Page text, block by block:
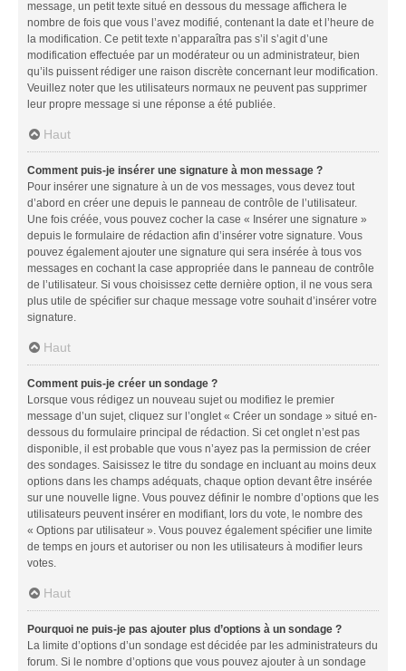
message, un petit texte situé en dessous du message affichera le
nombre de fois que vous l’avez modifié, contenant la date et l’heure de
la modification. Ce petit texte n’apparaîtra pas s’il s’agit d’une
modification effectuée par un modérateur ou un administrateur, bien
qu’ils puissent rédiger une raison discrète concernant leur modification.
Veuillez noter que les utilisateurs normaux ne peuvent pas supprimer
leur propre message si une réponse a été publiée.
Haut
Comment puis-je insérer une signature à mon message ?
Pour insérer une signature à un de vos messages, vous devez tout
d’abord en créer une depuis le panneau de contrôle de l’utilisateur.
Une fois créée, vous pouvez cocher la case « Insérer une signature »
depuis le formulaire de rédaction afin d’insérer votre signature. Vous
pouvez également ajouter une signature qui sera insérée à tous vos
messages en cochant la case appropriée dans le panneau de contrôle
de l’utilisateur. Si vous choisissez cette dernière option, il ne vous sera
plus utile de spécifier sur chaque message votre souhait d’insérer votre
signature.
Haut
Comment puis-je créer un sondage ?
Lorsque vous rédigez un nouveau sujet ou modifiez le premier
message d’un sujet, cliquez sur l’onglet « Créer un sondage » situé en-
dessous du formulaire principal de rédaction. Si cet onglet n’est pas
disponible, il est probable que vous n’ayez pas la permission de créer
des sondages. Saisissez le titre du sondage en incluant au moins deux
options dans les champs adéquats, chaque option devant être insérée
sur une nouvelle ligne. Vous pouvez définir le nombre d’options que les
utilisateurs peuvent insérer en modifiant, lors du vote, le nombre des
« Options par utilisateur ». Vous pouvez également spécifier une limite
de temps en jours et autoriser ou non les utilisateurs à modifier leurs
votes.
Haut
Pourquoi ne puis-je pas ajouter plus d’options à un sondage ?
La limite d’options d’un sondage est décidée par les administrateurs du
forum. Si le nombre d’options que vous pouvez ajouter à un sondage